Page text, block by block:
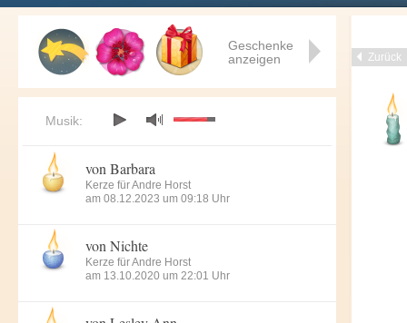
Zurück
Geschenke
anzeigen
Musik:
von Barbara
Kerze für Andre Horst
am 08.12.2023 um 09:18 Uhr
von Nichte
Kerze für Andre Horst
am 13.10.2020 um 22:01 Uhr